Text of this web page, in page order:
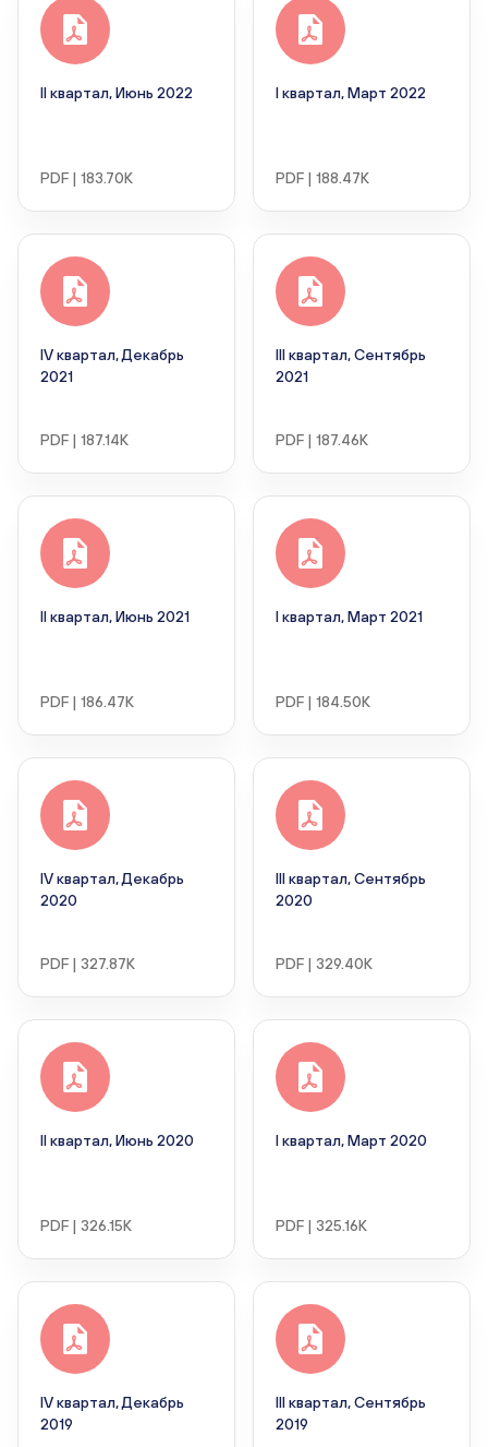
II квартал, Июнь 2022
PDF | 183.70K
I квартал, Март 2022
PDF | 188.47K
IV квартал, Декабрь
2021
PDF | 187.14K
III квартал, Сентябрь
2021
PDF | 187.46K
II квартал, Июнь 2021
PDF | 186.47K
I квартал, Март 2021
PDF | 184.50K
IV квартал, Декабрь
2020
PDF | 327.87K
III квартал, Сентябрь
2020
PDF | 329.40K
II квартал, Июнь 2020
PDF | 326.15K
I квартал, Март 2020
PDF | 325.16K
IV квартал, Декабрь
2019
III квартал, Сентябрь
2019